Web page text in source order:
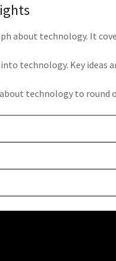
about technology. It
technology. Key ideas
technology to round